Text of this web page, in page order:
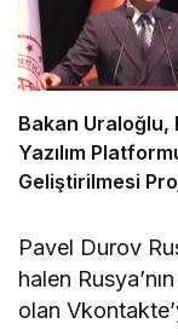
Bakan Uraloğlu,
Yazılım
Geliştirilmesi
katıldı
Pavel Durov
halen
olan